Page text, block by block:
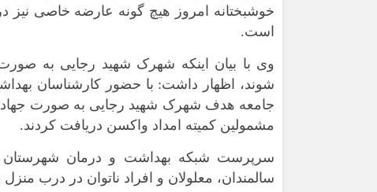
خوشبختانه امروز هیچ گونه عارضه خاصی نیز
است.
وی با بیان اینکه شهرک شهید رجایی به
جامعه هدف شهرک شهید رجایی به صورت جهادی
مشمولین کمیته امداد واکسن دریافت کردند.
سرپرست شبکه بهداشت و درمان شهرستان
سالمندان، معلولان و افراد ناتوان در درب